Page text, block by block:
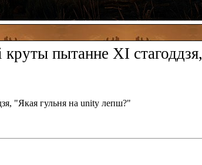
круты пытанне XI стагоддзя,
"Якая гульня на unity лепш?"